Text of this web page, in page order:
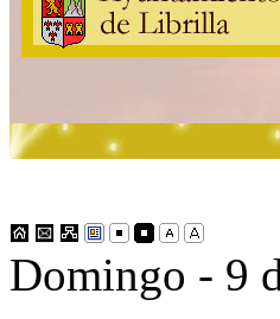
Domingo - 9